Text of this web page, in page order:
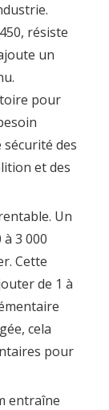
résiste
un
pour
des
et des
Un
3 000
Cette
de 1 à
cela
pour
entraîne